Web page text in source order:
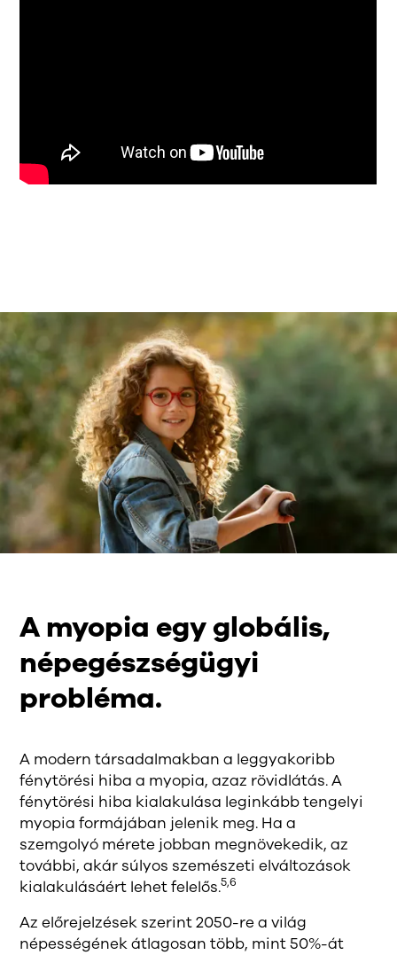
A myopia egy globális,
népegészségügyi
probléma.
A modern társadalmakban a leggyakoribb
fénytörési hiba a myopia, azaz rövidlátás. A
fénytörési hiba kialakulása leginkább tengelyi
myopia formájában jelenik meg. Ha a
szemgolyó mérete jobban megnövekedik, az
további, akár súlyos szemészeti elváltozások
kialakulásáért lehet felelős.5,6
Az előrejelzések szerint 2050-re a világ
népességének átlagosan több, mint 50%-át